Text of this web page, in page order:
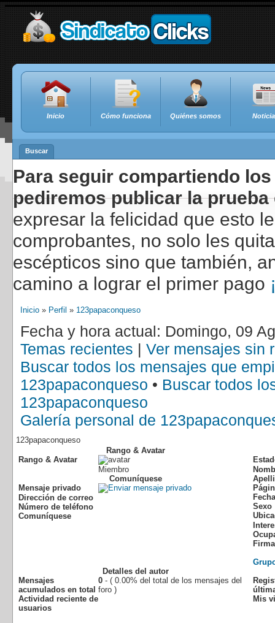
Inicio Cómo funciona Quiénes somos
Buscar
Para seguir compartiendo
pediremos publicar la
expresar la felicidad que esto
comprobantes, no solo les
escépticos sino que también,
camino a lograr el primer pago
Inicio » Perfil » 123papaconqueso
Fecha y hora actual: Domingo, 09
Temas recientes | Ver mensajes sin
Buscar todos los mensajes que
123papaconqueso • Buscar todos
123papaconqueso
Galería personal de
123papaconqueso
Rango & Avatar
Rango & Avatar
Miembro
Comuníquese
Mensaje privado
Dirección de correo
Número de teléfono
Comuníquese
Sexo
Firma
Detalles del autor
Mensajes
acumulados en total
0 - ( 0.00% del total de los mensajes del
foro )
Actividad reciente de
usuarios
Mis